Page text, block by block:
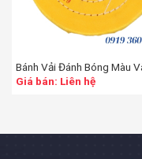
Bánh Vải Đánh Bóng Màu
Giá bán: Liên hệ